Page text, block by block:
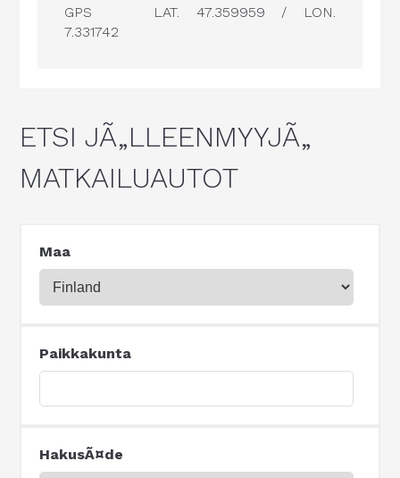
GPS
LAT. 47.359959 / LON.
7.331742
ETSI JÃ„LLEENMYYJÃ„
MATKAILUAUTOT
Maa
Paikkakunta
HakusÃ¤de